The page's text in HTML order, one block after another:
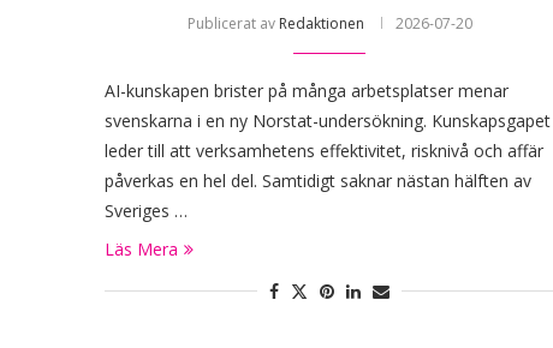
Publicerat av Redaktionen 2026-07-20
AI-kunskapen brister på många arbetsplatser menar
svenskarna i en ny Norstat-undersökning. Kunskapsgapet
leder till att verksamhetens effektivitet, risknivå och affär
påverkas en hel del. Samtidigt saknar nästan hälften av
Sveriges …
Läs Mera